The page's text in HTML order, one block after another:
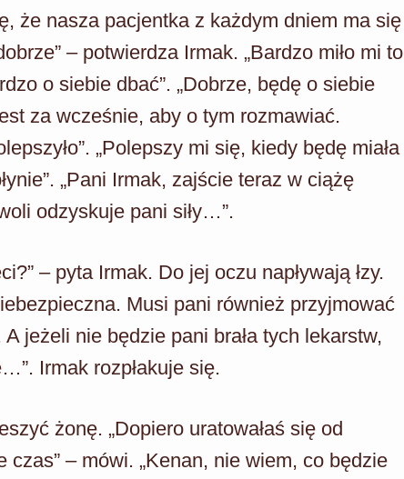
że nasza pacjentka z każdym dniem ma się
– potwierdza Irmak. „Bardzo miło mi to
o siebie dbać”. „Dobrze, będę o siebie
za wcześnie, aby o tym rozmawiać.
„Polepszy mi się, kiedy będę miała
„Pani Irmak, zajście teraz w ciążę
odzyskuje pani siły…”.
– pyta Irmak. Do jej oczu napływają łzy.
Musi pani również przyjmować
jeżeli nie będzie pani brała tych lekarstw,
Irmak rozpłakuje się.
żonę. „Dopiero uratowałaś się od
– mówi. „Kenan, nie wiem, co będzie